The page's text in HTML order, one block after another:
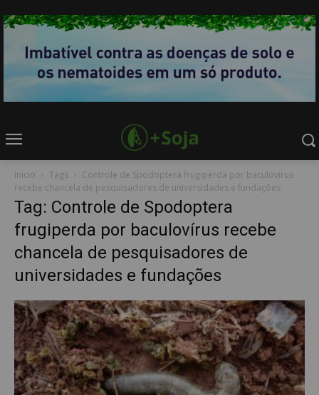
Início Tags
Controle de Spodoptera frugiperda por baculovírus
recebe chancela de pesquisadores de universidades e fundações
Tag: Controle de Spodoptera
frugiperda por baculovírus recebe
chancela de pesquisadores de
universidades e fundações